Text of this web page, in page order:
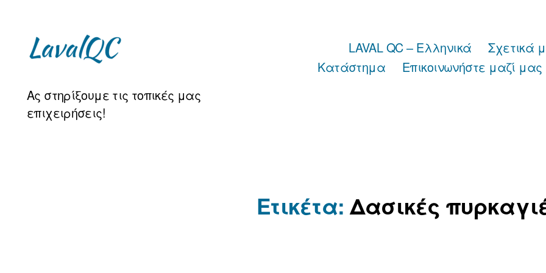
QC
Ας στηρίξουμε τις τοπικές μας
επιχειρήσεις!
LAVAL QC – Ελληνικά Σχετικά
Κατάστημα
Επικοινωνήστε μαζί μας
Ετικέτα: Δασικές